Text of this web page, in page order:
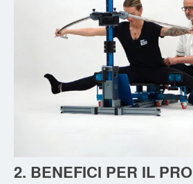
2. BENEFICI PER IL